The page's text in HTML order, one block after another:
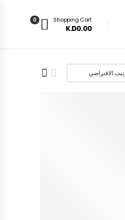
Shopping Cart:
K.D0.00
0